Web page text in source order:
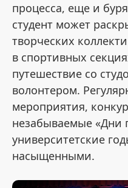
процесса, еще и
студент может
творческих
в спортивных
путешествие со
волонтером.
мероприятия,
незабываемые «Дни
университетские
насыщенными.